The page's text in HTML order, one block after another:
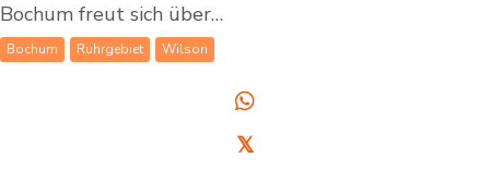
Bochum freut sich über…
Bochum Ruhrgebiet Wilson
𝕏